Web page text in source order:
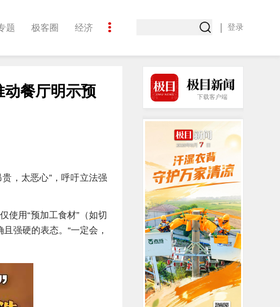
题 极客圈 经济
酒道
登录
动餐厅明示预
，太恶心”，呼吁立法强
使用“预加工食材”（如切
强硬的表态。“一定会，
下载客户端